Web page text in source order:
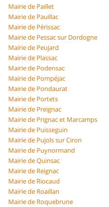
Mairie de Paillet
Mairie de Pauillac
Mairie de Périssac
Mairie de Pessac sur Dordogne
Mairie de Peujard
Mairie de Plassac
Mairie de Podensac
Mairie de Pompéjac
Mairie de Pondaurat
Mairie de Portets
Mairie de Preignac
Mairie de Prignac et Marcamps
Mairie de Puisseguin
Mairie de Pujols sur Ciron
Mairie de Puynormand
Mairie de Quinsac
Mairie de Reignac
Mairie de Riocaud
Mairie de Roaillan
Mairie de Roquebrune